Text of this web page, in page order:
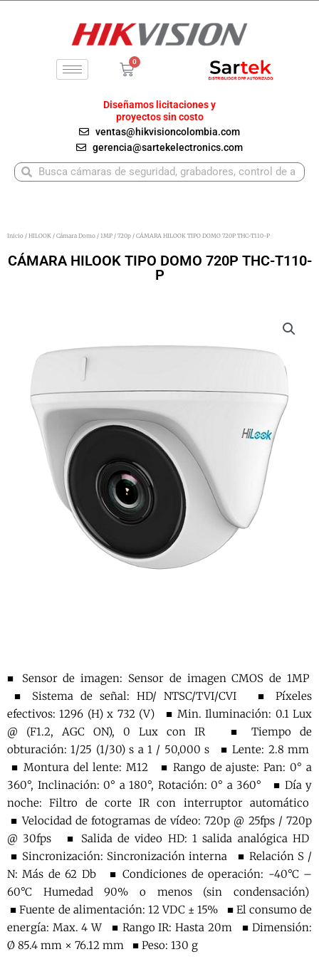
0
Carrito
Diseñamos licitaciones y
proyectos sin costo
ventas@hikvisioncolombia.com
gerencia@sartekelectronics.com
BuscarBuscar
Inicio / HILOOK / Cámara Domo / 1MP / 720p / CÁMARA HILOOK TIPO DOMO 720P THC-T110-P
CÁMARA HILOOK TIPO DOMO 720P THC-T110-
P
■ Sensor de imagen: Sensor de imagen CMOS de 1MP
■ Sistema de señal: HD/ NTSC/TVI/CVI ■ Píxeles
efectivos: 1296 (H) x 732 (V) ■ Min. Iluminación: 0.1 Lux
@ (F1.2, AGC ON), 0 Lux con IR ■ Tiempo de
obturación: 1/25 (1/30) s a 1 / 50,000 s ■ Lente: 2.8 mm
■ Montura del lente: M12 ■ Rango de ajuste: Pan: 0° a
360°, Inclinación: 0° a 180°, Rotación: 0° a 360° ■ Día y
noche: Filtro de corte IR con interruptor automático
■ Velocidad de fotogramas de vídeo: 720p @ 25fps / 720p
@ 30fps ■ Salida de video HD: 1 salida analógica HD
■ Sincronización: Sincronización interna ■ Relación S /
N: Más de 62 Db ■ Condiciones de operación: -40°C –
60°C Humedad 90% o menos (sin condensación)
■ Fuente de alimentación: 12 VDC ± 15% ■ El consumo de
energía: Max. 4 W ■ Rango IR: Hasta 20m ■ Dimensión:
Ø 85.4 mm × 76.12 mm ■ Peso: 130 g